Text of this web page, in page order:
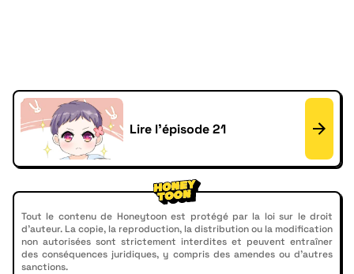
Lire l'épisode 21
Tout le contenu de Honeytoon est protégé par la loi sur le droit
d'auteur. La copie, la reproduction, la distribution ou la modification
non autorisées sont strictement interdites et peuvent entraîner
des conséquences juridiques, y compris des amendes ou d'autres
sanctions.